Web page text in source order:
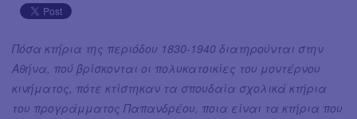
Πόσα κτήρια της περιόδου 1830-1940 διατηρούνται στην
Αθήνα, πού βρίσκονται οι πολυκατοικίες του μοντέρνου
κινήματος, πότε κτίστηκαν τα σπουδαία σχολικά κτήρια
του προγράμματος Παπανδρέου, ποια είναι τα κτήρια που